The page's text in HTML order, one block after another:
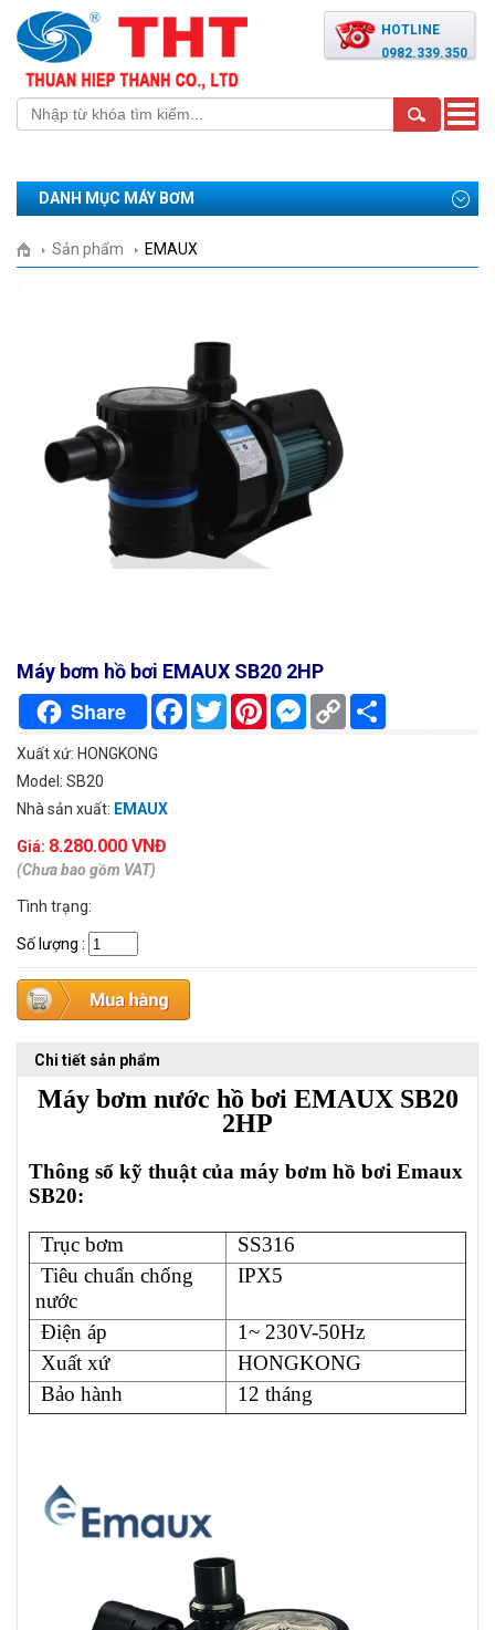
HOTLINE
0982.339.350
Toggle
DANH MỤC MÁY BƠM
Sản phẩm EMAUX
Máy bơm hồ bơi EMAUX SB20 2HP
Share FacebookTwitterPinterestMessenger
Copy
Link
Xuất xứ: HONGKONG
Model: SB20
Nhà sản xuất: EMAUX
Giá: 8.280.000 VNĐ
(Chưa bao gồm VAT)
Tình trạng:
Số lượng :
Chi tiết sản phẩm
Máy bơm nước hồ bơi EMAUX SB20
2HP
Thông số kỹ thuật của máy bơm hồ bơi Emaux
SB20:
Trục bơm
SS316
Tiêu chuẩn chống
nước
IPX5
Điện áp
1~ 230V-50Hz
Xuất xứ
HONGKONG
Bảo hành
12 tháng